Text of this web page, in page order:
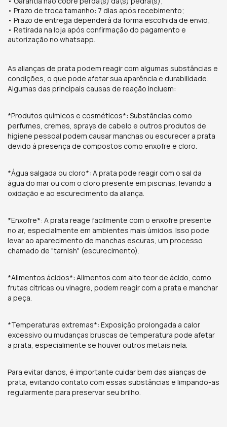
• Prazo de troca tamanho: 7 dias após recebimento;
• Prazo de entrega dependerá da forma escolhida de envio;
• Retirada na loja após confirmação do pagamento e
autorização no whatsapp.
As alianças de prata podem reagir com algumas substâncias e
condições, o que pode afetar sua aparência e durabilidade.
Algumas das principais causas de reação incluem:
*Produtos químicos e cosméticos*: Substâncias como
perfumes, cremes, sprays de cabelo e outros produtos de
higiene pessoal podem causar manchas ou escurecer a prata
devido à presença de compostos como enxofre e cloro.
*Água salgada ou cloro*: A prata pode reagir com o sal da
água do mar ou com o cloro presente em piscinas, levando à
oxidação e ao escurecimento da aliança.
*Enxofre*: A prata reage facilmente com o enxofre presente
no ar, especialmente em ambientes mais úmidos. Isso pode
levar ao aparecimento de manchas escuras, um processo
chamado de "tarnish" (escurecimento).
*Alimentos ácidos*: Alimentos com alto teor de ácido, como
frutas cítricas ou vinagre, podem reagir com a prata e manchar
a peça.
*Temperaturas extremas*: Exposição prolongada a calor
excessivo ou mudanças bruscas de temperatura pode afetar
a prata, especialmente se houver outros metais nela.
Para evitar danos, é importante cuidar bem das alianças de
prata, evitando contato com essas substâncias e limpando-as
regularmente para preservar seu brilho.